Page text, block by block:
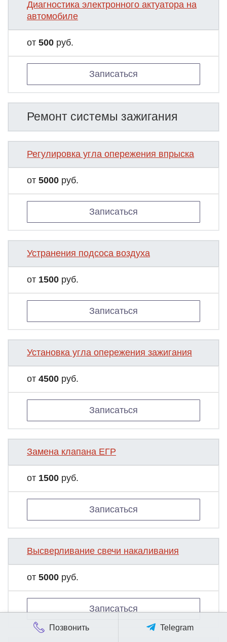
Диагностика электронного актуатора на
автомобиле
от 500 руб.
Записаться
Ремонт системы зажигания
Регулировка угла опережения впрыска
от 5000 руб.
Записаться
Устранения подсоса воздуха
от 1500 руб.
Записаться
Установка угла опережения зажигания
от 4500 руб.
Записаться
Замена клапана ЕГР
от 1500 руб.
Записаться
Высверливание свечи накаливания
от 5000 руб.
Записаться
Позвонить Telegram